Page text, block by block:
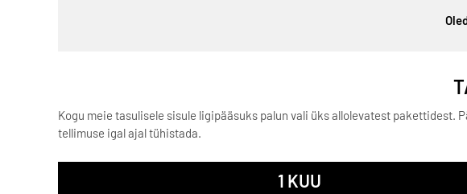
Kogu meie tasulisele sisule ligipääsuks palun vali üks allolevatest
tellimuse igal ajal tühistada.
1 KUU